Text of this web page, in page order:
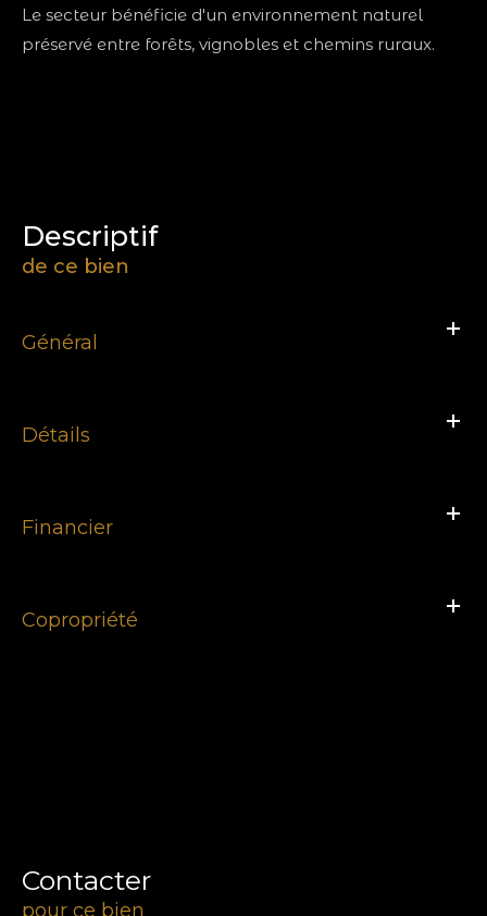
Le secteur bénéficie d'un environnement naturel
préservé entre forêts, vignobles et chemins ruraux.
descriptif
de ce bien
Général
Détails
Financier
Copropriété
Contacter
pour ce bien